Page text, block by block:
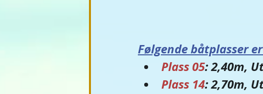
Følgende båtplasser
Plass 05: 2,40m,
Plass 14: 2,70m,